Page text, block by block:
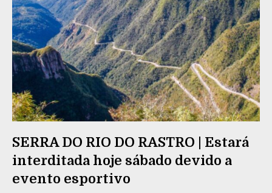
SERRA DO RIO DO RASTRO | Estará
interditada hoje sábado devido a
evento esportivo